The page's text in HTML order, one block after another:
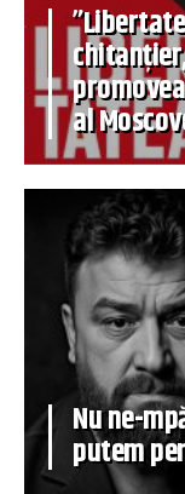
al
Nu ne-
putem